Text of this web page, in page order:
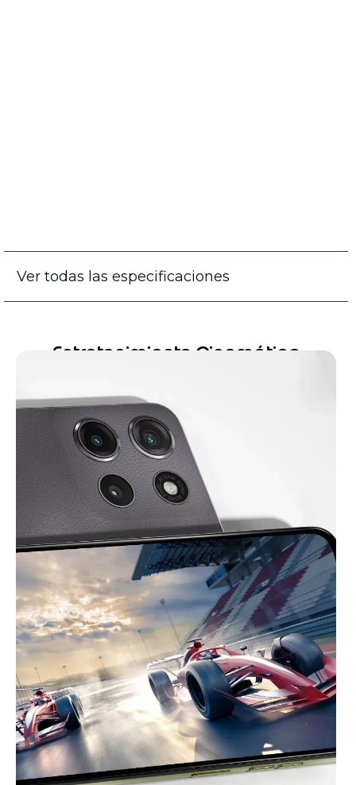
Ver todas las especificaciones
Entretenimiento Cinemático